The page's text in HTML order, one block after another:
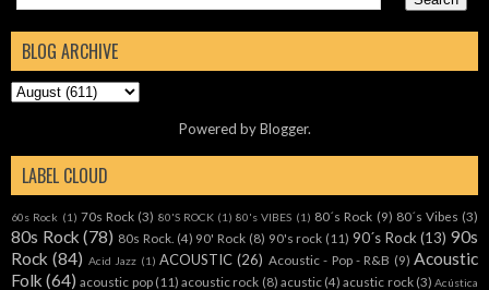
BLOG ARCHIVE
Powered byBlogger.
LABEL CLOUD
60s Rock (1) 70s Rock (3) 80'S ROCK (1) 80's VIBES (1) 80´s Rock (9) 80´s Vibes (3)
80s Rock (78) 80s Rock. (4) 90' Rock (8) 90's rock (11) 90´s Rock (13) 90s
Rock (84) Acid Jazz (1) ACOUSTIC (26) Acoustic - Pop - R&B (9) Acoustic
Folk (64) acoustic pop (11) acoustic rock (8) acustic (4) acustic rock (3) Acústica